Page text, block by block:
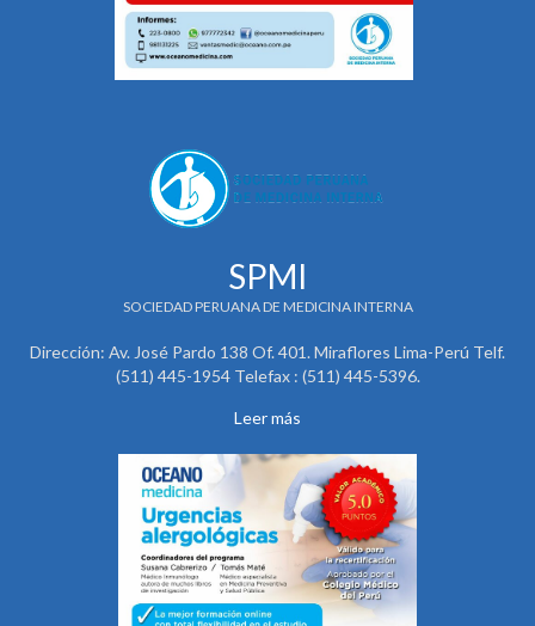
SPMI
SOCIEDAD PERUANA DE MEDICINA INTERNA
Dirección: Av. José Pardo 138 Of. 401. Miraflores Lima-Perú Telf.
(511) 445-1954 Telefax : (511) 445-5396.
Leer más